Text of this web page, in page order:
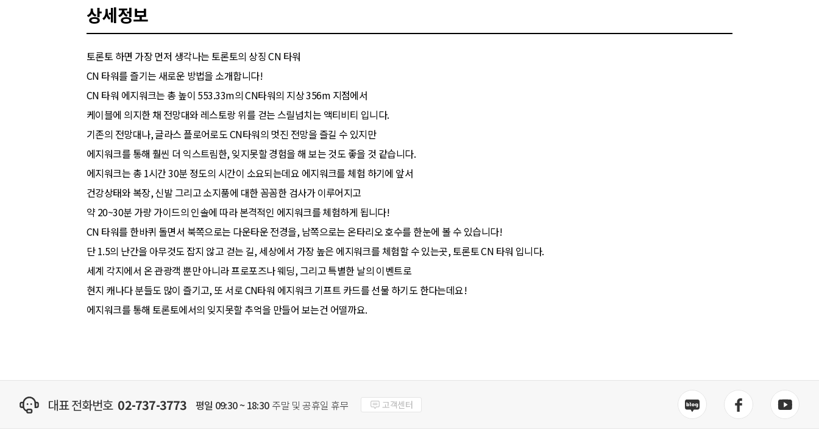
상세정보
토론토 하면 가장 먼저 생각나는 토론토의 상징 CN 타워
CN 타워를 즐기는 새로운 방법을 소개합니다!
CN 타워 에지워크는 총 높이 553.33m의 CN타워의 지상 356m 지점에서
케이블에 의지한 채 전망대와 레스토랑 위를 걷는 스릴넘치는 액티비티 입니다.
기존의 전망대나, 글라스 플로어로도 CN타워의 멋진 전망을 즐길 수 있지만
에지워크를 통해 훨씬 더 익스트림한, 잊지못할 경험을 해 보는 것도 좋을 것 같습니다.
에지워크는 총 1시간 30분 정도의 시간이 소요되는데요 에지워크를 체험 하기에 앞서
건강상태와 복장, 신발 그리고 소지품에 대한 꼼꼼한 검사가 이루어지고
약 20~30분 가량 가이드의 인솔에 따라 본격적인 에지워크를 체험하게 됩니다!
CN 타워를 한바퀴 돌면서 북쪽으로는 다운타운 전경을, 남쪽으로는 온타리오 호수를 한눈에 볼 수 있습니다!
단 1.5의 난간을 아무것도 잡지 않고 걷는 길, 세상에서 가장 높은 에지워크를 체험할 수 있는곳, 토론토 CN 타워 입니다.
세계 각지에서 온 관광객 뿐만 아니라 프로포즈나 웨딩, 그리고 특별한 날의 이벤트로
현지 캐나다 분들도 많이 즐기고, 또 서로 CN타워 에지워크 기프트 카드를 선물 하기도 한다는데요!
에지워크를 통해 토론토에서의 잊지못할 추억을 만들어 보는건 어떨까요.
대표 전화번호 02-737-3773 평일 09:30 ~ 18:30 주말 및 공휴일 휴무 고객센터